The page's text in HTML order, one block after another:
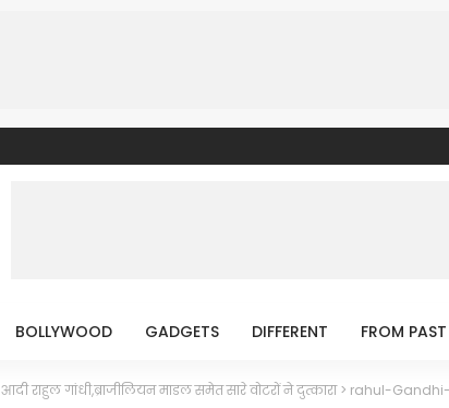
BOLLYWOOD GADGETS DIFFERENT FROM PAST
राहुल गांधी,ब्राजीलियन माडल समेत सारे वोटरों ने दुत्कारा> rahul-